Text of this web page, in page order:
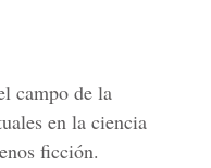
campo de la
en la ciencia
ficción.